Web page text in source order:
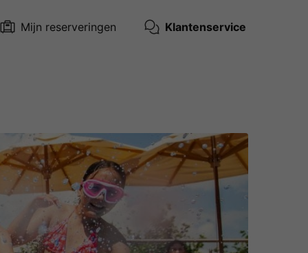
Mijn reserveringen Klantenservice